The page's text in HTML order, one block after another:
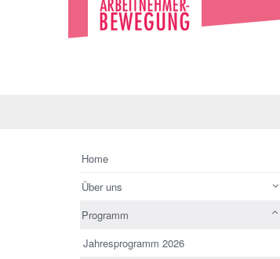
Home
Über uns
Programm
Jahresprogramm 2026